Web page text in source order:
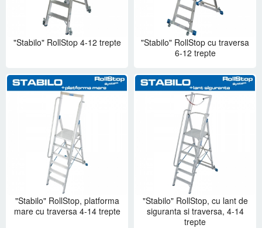
"Stabilo" RollStop 4-12 trepte
"Stabilo" RollStop cu traversa
6-12 trepte
"Stabilo" RollStop, platforma
mare cu traversa 4-14 trepte
"Stabilo" RollStop, cu lant de
siguranta si traversa, 4-14
trepte